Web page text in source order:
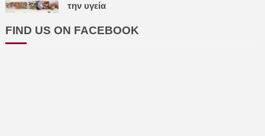
την υγεία
FIND US ON FACEBOOK